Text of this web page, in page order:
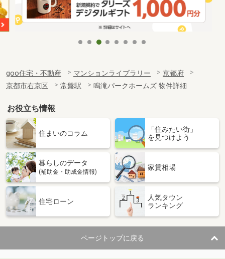
goo住宅・不動産 マンションライブラリー
京都府
京都市右京区
常盤駅 鳴滝パークホームズ 物件詳細
お役立ち情報
住まいのコラム
「住みたい街」
を見つけよう
暮らしのデータ
(補助金・助成金情報)
家賃相場
住宅ローン
人気タウン
ランキング
ページトップに戻る